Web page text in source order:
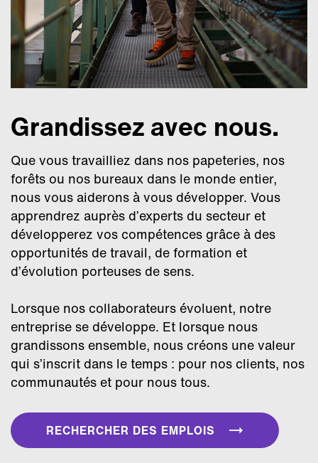
Grandissez avec nous.
Que vous travailliez dans nos papeteries, nos
forêts ou nos bureaux dans le monde entier,
nous vous aiderons à vous développer. Vous
apprendrez auprès d’experts du secteur et
développerez vos compétences grâce à des
opportunités de travail, de formation et
d’évolution porteuses de sens.
Lorsque nos collaborateurs évoluent, notre
entreprise se développe. Et lorsque nous
grandissons ensemble, nous créons une valeur
qui s’inscrit dans le temps : pour nos clients, nos
communautés et pour nous tous.
RECHERCHER DES EMPLOIS